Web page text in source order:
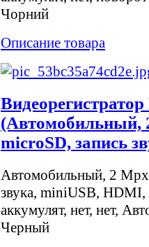
Чорний
Описание товара
(Автомобильный,
microSD, запись
Автомобильный, 2
звука, miniUSB, HDMI,
аккумулят, нет, нет,
Черный